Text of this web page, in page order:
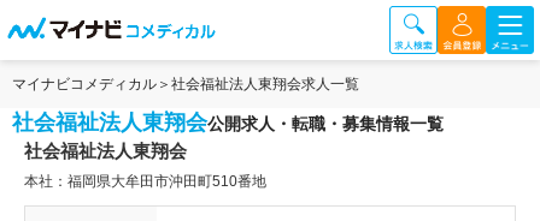
マイナビコメディカル 社会福祉法人東翔会求人一覧
社会福祉法人東翔会公開求人・転職・募集情報一覧
社会福祉法人東翔会
本社：福岡県大牟田市沖田町510番地